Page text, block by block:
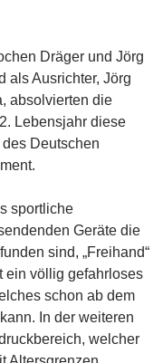
Dräger und Jörg
als Ausrichter, Jörg
absolvierten die
Lebensjahr diese
Deutschen
sportliche
Geräte die
sind, „Freihand“
ein völlig gefahrloses
schon ab dem
In der weiteren
welcher